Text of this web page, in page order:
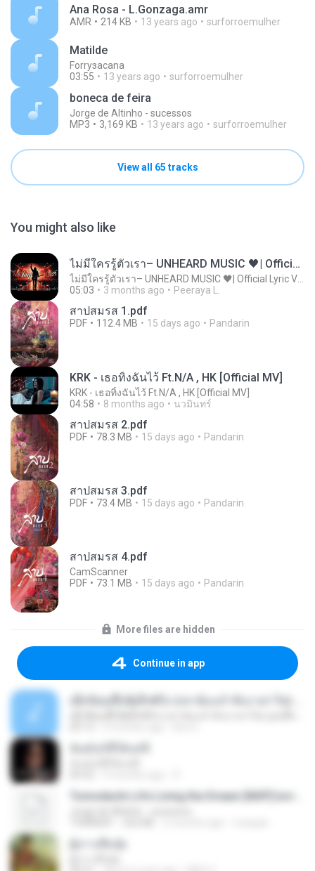
Ana Rosa - L.Gonzaga.amr
AMR 214 KB 13 years ago surforroemulher
Matilde
Forrузacana
03:55
13 years ago surforroemulher
boneca de feira
Jorge de Altinho - sucessos
MP3
3,169 KB 13 years ago surforroemulher
View all 65 tracks
You might also like
ไม่มีใครรู้ตัวเรา– UNHEARD MUSIC 🖤| Official Lyric Video | เพลงสู้ชีวิต
05:03
3 months ago Peeraya L.
สาปสมรส 1.pdf
PDF 112.4 MB 15 days ago Pandarin
KRK - เธอทิ้งฉันไว้ Ft.N/A , HK [Official MV]
KRK - เธอทิ้งฉันไว้ Ft.N/A , HK [Official MV]
04:58
8 months ago นวมินทร์
สาปสมรส 2.pdf
PDF 78.3 MB 15 days ago Pandarin
สาปสมรส 3.pdf
PDF 73.4 MB 15 days ago Pandarin
สาปสมรส 4.pdf
CamScanner
PDF
73.1 MB 15 days ago Pandarin
More files are hidden
Continue in app